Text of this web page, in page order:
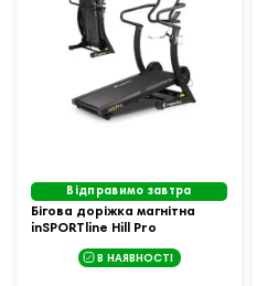
Відправимо завтра
Бігова доріжка магнітна
inSPORTline Hill Pro
В НАЯВНОСТІ